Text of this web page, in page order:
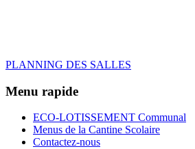
PLANNING DES SALLES
Menu rapide
ECO-LOTISSEMENT Communal
Menus de la Cantine Scolaire
Contactez-nous